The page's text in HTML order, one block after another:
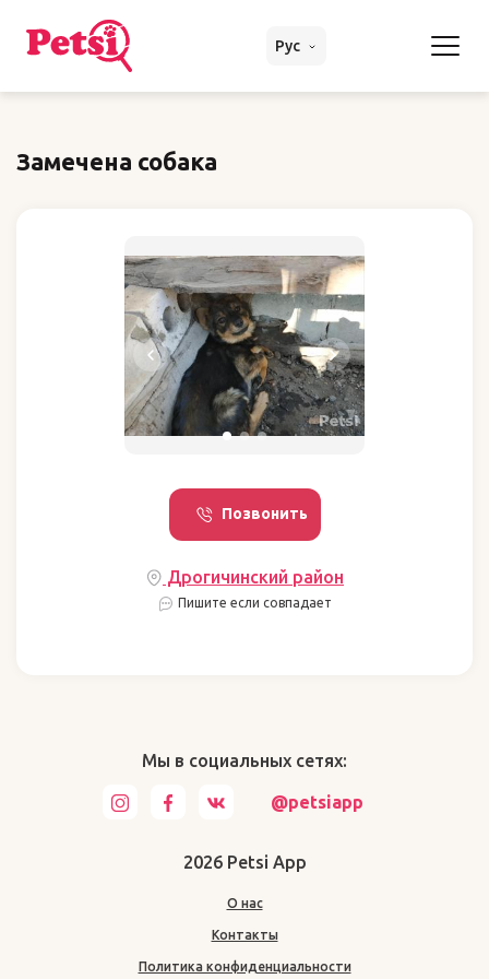
Рус
Замечена собака
Позвонить
Дрогичинский район
Пишите если совпадает
Мы в социальных сетях:
@petsiapp
2026 Petsi App
О нас
Контакты
Политика конфиденциальности